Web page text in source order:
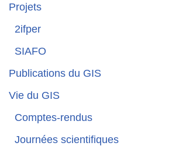
Projets
2ifper
SIAFO
Publications du GIS
Vie du GIS
Comptes-rendus
Journées scientifiques